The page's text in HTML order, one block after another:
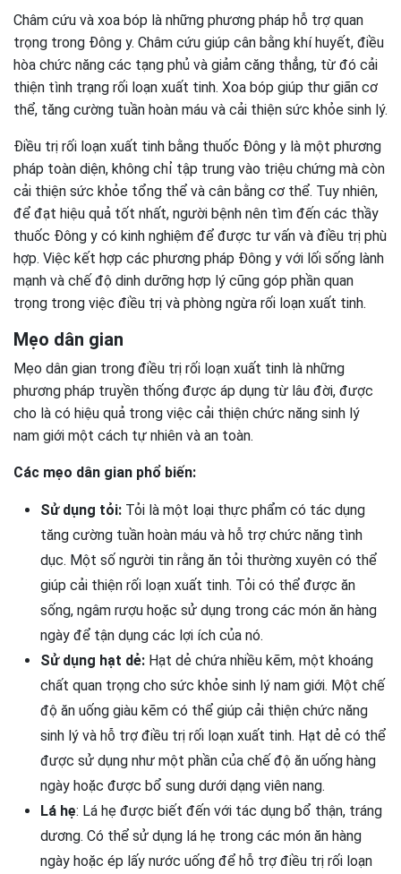
Châm cứu và xoa bóp là những phương pháp hỗ trợ quan
trọng trong Đông y. Châm cứu giúp cân bằng khí huyết, điều
hòa chức năng các tạng phủ và giảm căng thẳng, từ đó cải
thiện tình trạng rối loạn xuất tinh. Xoa bóp giúp thư giãn cơ
thể, tăng cường tuần hoàn máu và cải thiện sức khỏe sinh lý.
Điều trị rối loạn xuất tinh bằng thuốc Đông y là một phương
pháp toàn diện, không chỉ tập trung vào triệu chứng mà còn
cải thiện sức khỏe tổng thể và cân bằng cơ thể. Tuy nhiên,
để đạt hiệu quả tốt nhất, người bệnh nên tìm đến các thầy
thuốc Đông y có kinh nghiệm để được tư vấn và điều trị phù
hợp. Việc kết hợp các phương pháp Đông y với lối sống lành
mạnh và chế độ dinh dưỡng hợp lý cũng góp phần quan
trọng trong việc điều trị và phòng ngừa rối loạn xuất tinh.
Mẹo dân gian
Mẹo dân gian trong điều trị rối loạn xuất tinh là những
phương pháp truyền thống được áp dụng từ lâu đời, được
cho là có hiệu quả trong việc cải thiện chức năng sinh lý
nam giới một cách tự nhiên và an toàn.
Các mẹo dân gian phổ biến:
Sử dụng tỏi: Tỏi là một loại thực phẩm có tác dụng
tăng cường tuần hoàn máu và hỗ trợ chức năng tình
dục. Một số người tin rằng ăn tỏi thường xuyên có thể
giúp cải thiện rối loạn xuất tinh. Tỏi có thể được ăn
sống, ngâm rượu hoặc sử dụng trong các món ăn hàng
ngày để tận dụng các lợi ích của nó.
Sử dụng hạt dẻ: Hạt dẻ chứa nhiều kẽm, một khoáng
chất quan trọng cho sức khỏe sinh lý nam giới. Một chế
độ ăn uống giàu kẽm có thể giúp cải thiện chức năng
sinh lý và hỗ trợ điều trị rối loạn xuất tinh. Hạt dẻ có thể
được sử dụng như một phần của chế độ ăn uống hàng
ngày hoặc được bổ sung dưới dạng viên nang.
Lá hẹ: Lá hẹ được biết đến với tác dụng bổ thận, tráng
dương. Có thể sử dụng lá hẹ trong các món ăn hàng
ngày hoặc ép lấy nước uống để hỗ trợ điều trị rối loạn